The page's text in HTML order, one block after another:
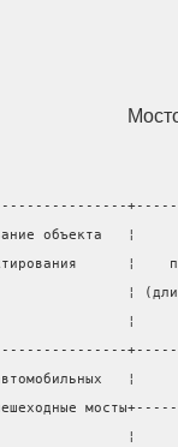
объекта   ¦
¦
¦ (длина
¦
автомобильных
пешеходные
¦